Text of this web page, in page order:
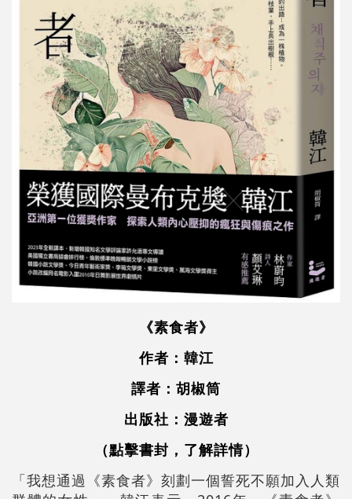
《素食者》
作者：韓江
譯者：胡椒筒
出版社：漫遊者
（點擊書封，了解詳情）
「我想通過《素食者》刻劃一個誓死不願加入人類